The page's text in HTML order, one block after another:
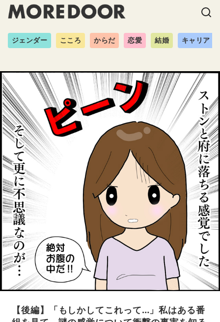
ジェンダー こころ からだ 恋愛 結婚 キャリア
【後編】「もしかしてこれって…」私はある番